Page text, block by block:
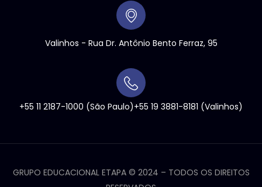
Valinhos - Rua Dr. Antônio Bento Ferraz, 95
+55 11 2187-1000 (São Paulo)+55 19 3881-8181 (Valinhos)
GRUPO EDUCACIONAL ETAPA © 2024 – TODOS OS DIREITOS